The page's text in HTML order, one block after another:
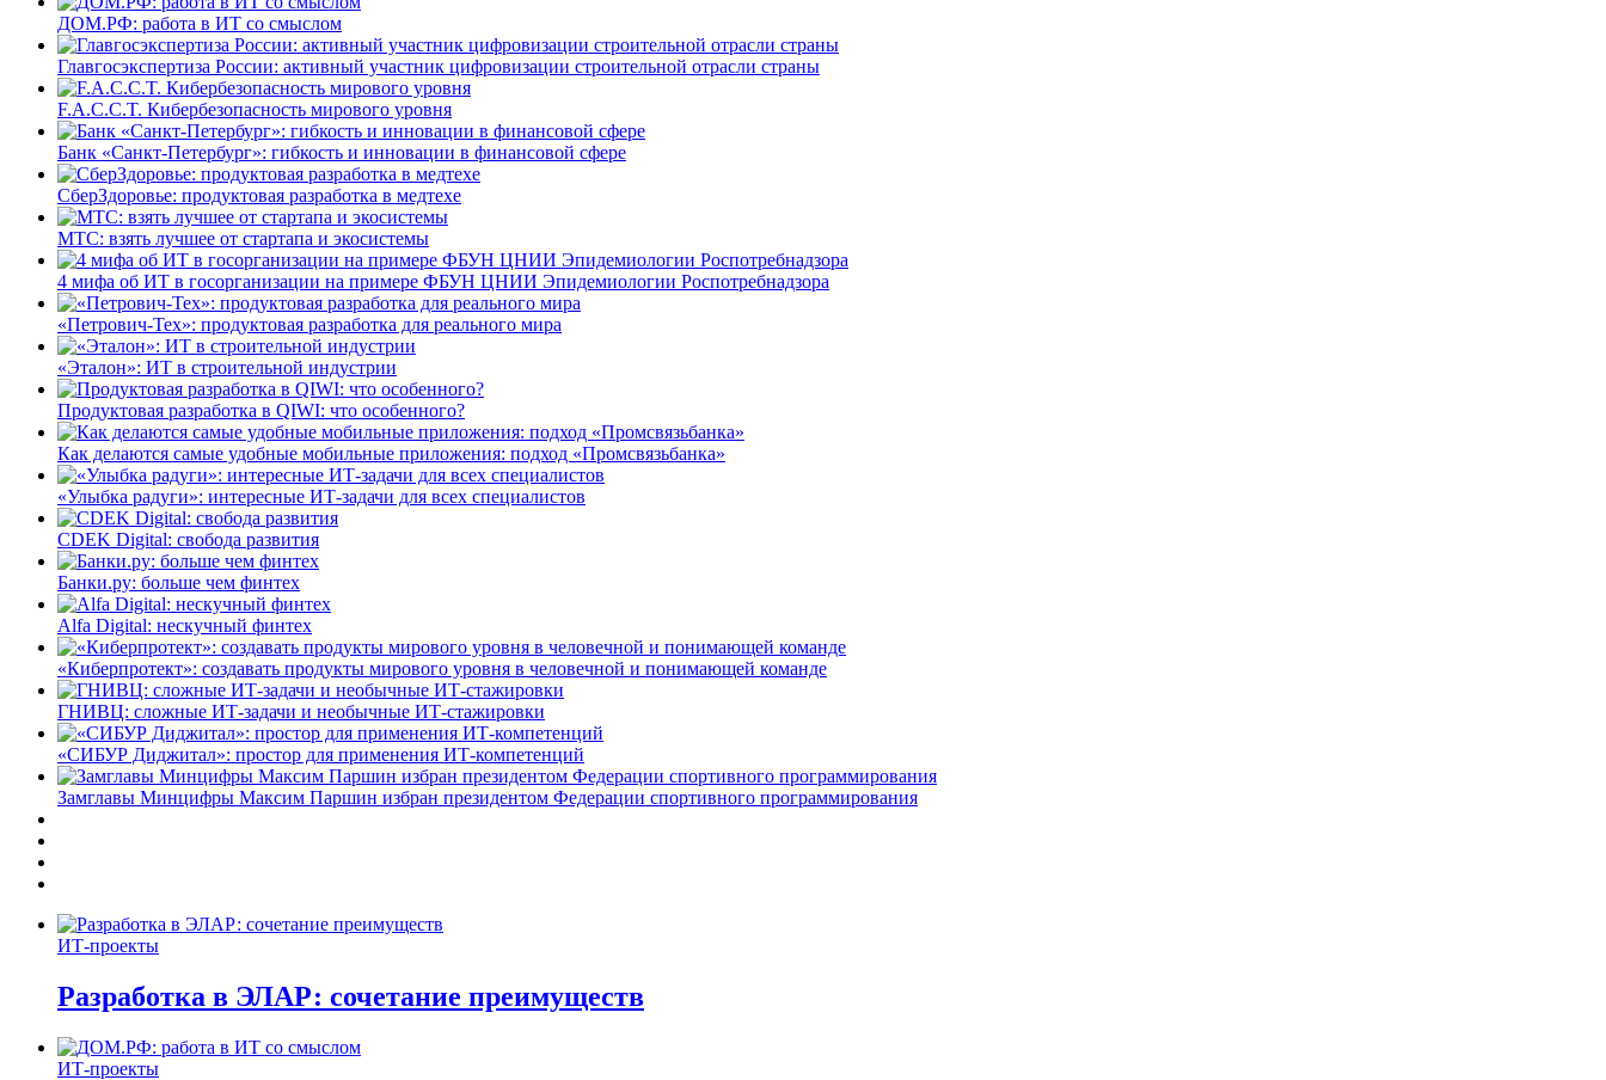
ДОМ.РФ: работа в ИТ со смыслом
Главгосэкспертиза России: активный участник цифровизации строительной отрасли страны
F.A.C.C.T. Кибербезопасность мирового уровня
Банк «Санкт-Петербург»: гибкость и инновации в финансовой сфере
СберЗдоровье: продуктовая разработка в медтехе
МТС: взять лучшее от стартапа и экосистемы
4 мифа об ИТ в госорганизации на примере ФБУН ЦНИИ Эпидемиологии Роспотребнадзора
«Петрович-Тех»: продуктовая разработка для реального мира
«Эталон»: ИТ в строительной индустрии
Продуктовая разработка в QIWI: что особенного?
Как делаются самые удобные мобильные приложения: подход «Промсвязьбанка»
«Улыбка радуги»: интересные ИТ-задачи для всех специалистов
CDEK Digital: свобода развития
Банки.ру: больше чем финтех
Alfa Digital: нескучный финтех
«Киберпротект»: создавать продукты мирового уровня в человечной и понимающей команде
ГНИВЦ: сложные ИТ‑задачи и необычные ИТ‑стажировки
«СИБУР Диджитал»: простор для применения ИТ-компетенций
Замглавы Минцифры Максим Паршин избран президентом Федерации спортивного программирования
ИТ-проекты
Разработка в ЭЛАР: сочетание преимуществ
ИТ-проекты